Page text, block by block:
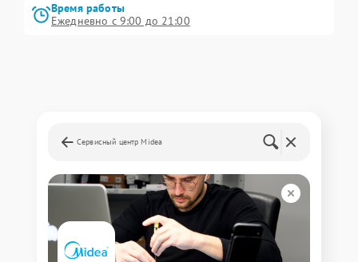
Время работы
Ежедневно с 9:00 до 21:00
Сервисный центр Midea